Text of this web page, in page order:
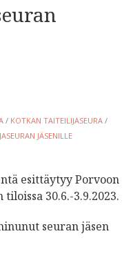
/ KOTKAN TAITEILIJASEURA /
JÄSENILLE
esittäytyy Porvoon
30.6.-3.9.2023.
seuran jäsen